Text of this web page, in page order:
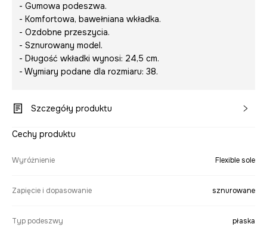
- Gumowa podeszwa.
- Komfortowa, bawełniana wkładka.
- Ozdobne przeszycia.
- Sznurowany model.
- Długość wkładki wynosi: 24,5 cm.
- Wymiary podane dla rozmiaru: 38.
Szczegóły produktu
Cechy produktu
Wyróżnienie Flexible sole
Zapięcie i dopasowanie sznurowane
Typ podeszwy płaska